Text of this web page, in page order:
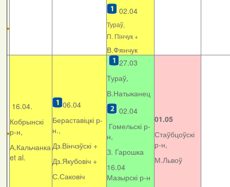
02.04
Тураў,
П. Пінчук +
В.Фянчук
16.04.
Кобрынскі
р-н,
А.Кальчанка
et al.
06.04
Бераставіцкі р-
н.,
Дз.Вінчэўскі +
Дз.Якубовіч +
С.Саковіч
27.03
Тураў,
В.Натыканец
02.04
Гомельскі р-
н,
З. Гарошка
16.04
Мазырскі р-н
01.05
Стаўбцоўскі
р-н,
М.Львоў